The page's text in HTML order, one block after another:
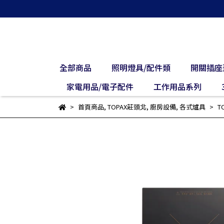
全部商品 照明燈具/配件類
開關插
家電用品/電子配件
工作用品系列
首頁商品, TOPAX莊頭北, 廚房設備, 各式爐具